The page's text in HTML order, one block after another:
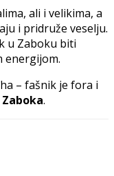
ali i velikima, a
i pridruže veselju.
u Zaboku biti
energijom.
– fašnik je fora i
.